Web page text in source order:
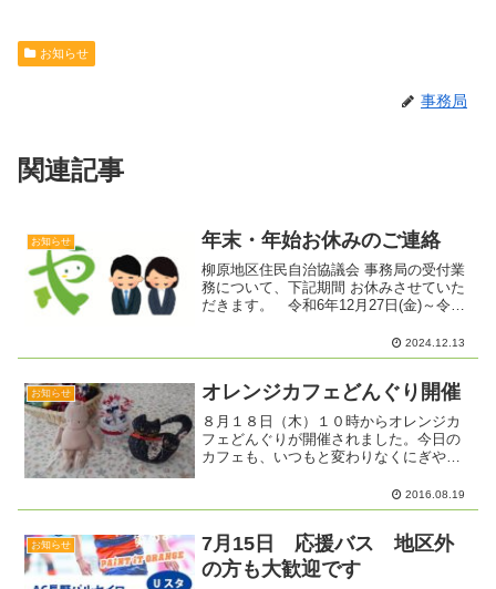
お知らせ
事務局
関連記事
お知らせ 年末・年始お休みのご連絡
柳原地区住民自治協議会 事務局の受付業
務について、下記期間 お休みさせていた
だきます。 令和6年12月27日(金)～令和
2024.12.13
お知らせ オレンジカフェどんぐり開催
８月１８日（木）１０時からオレンジカ
フェどんぐりが開催されました。今日の
カフェも、いつもと変わりなくにぎやか
たくばさみで作ったクリップをふたつ、
髪の毛にはさみ、「写真を撮ってちょう
2016.08.19
お知らせ
7月15日 応援バス 地区外
の方も大歓迎です